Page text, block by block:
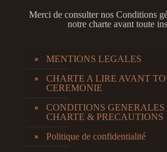
Merci de consulter nos Conditions
notre charte avant toute
MENTIONS LEGALES
CHARTE A LIRE AVANT
CEREMONIE
CONDITIONS
CHARTE & PRECAUTIONS
Politique de confidentialité